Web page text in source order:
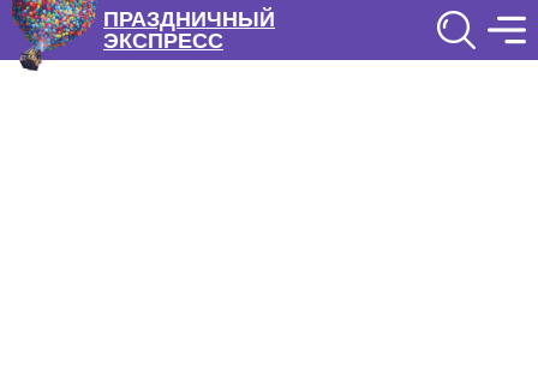
ПРАЗДНИЧНЫЙ
ЭКСПРЕСС